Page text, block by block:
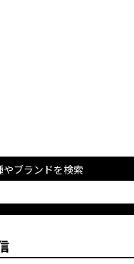
ブランドを検索